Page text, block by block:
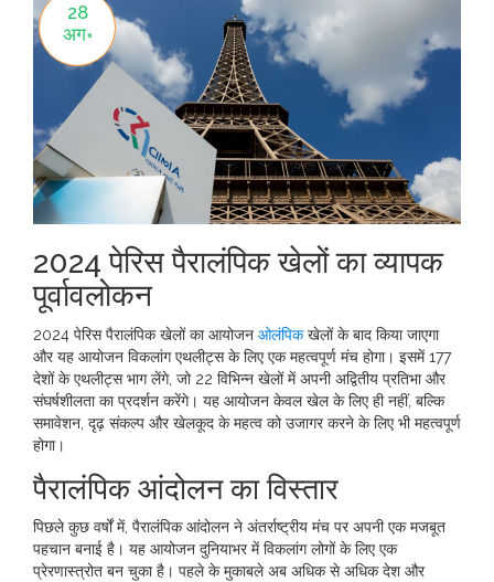
28
अग॰
2024 पेरिस पैरालंपिक खेलों का व्यापक
पूर्वावलोकन
2024 पेरिस पैरालंपिक खेलों का आयोजन ओलंपिकखेलों के बाद किया जाएगा
और यह आयोजन विकलांग एथलीट्स के लिए एक महत्वपूर्ण मंच होगा। इसमें 177
देशों के एथलीट्स भाग लेंगे, जो 22 विभिन्न खेलों में अपनी अद्वितीय प्रतिभा और
संघर्षशीलता का प्रदर्शन करेंगे। यह आयोजन केवल खेल के लिए ही नहीं, बल्कि
समावेशन, दृढ़ संकल्प और खेलकूद के महत्व को उजागर करने के लिए भी महत्वपूर्ण
होगा।
पैरालंपिक आंदोलन का विस्तार
पिछले कुछ वर्षों में, पैरालंपिक आंदोलन ने अंतर्राष्ट्रीय मंच पर अपनी एक मजबूत
पहचान बनाई है। यह आयोजन दुनियाभर में विकलांग लोगों के लिए एक
प्रेरणास्त्रोत बन चुका है। पहले के मुकाबले अब अधिक से अधिक देश और